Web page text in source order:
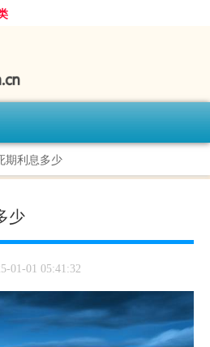
期利息多少
少
01-01 05:41:32